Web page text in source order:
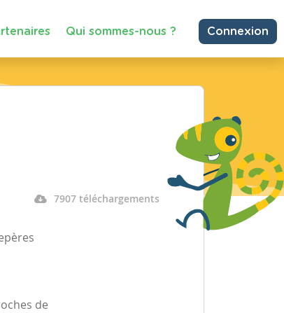
Qui sommes-nous ? Connexion
7907 téléchargements
de